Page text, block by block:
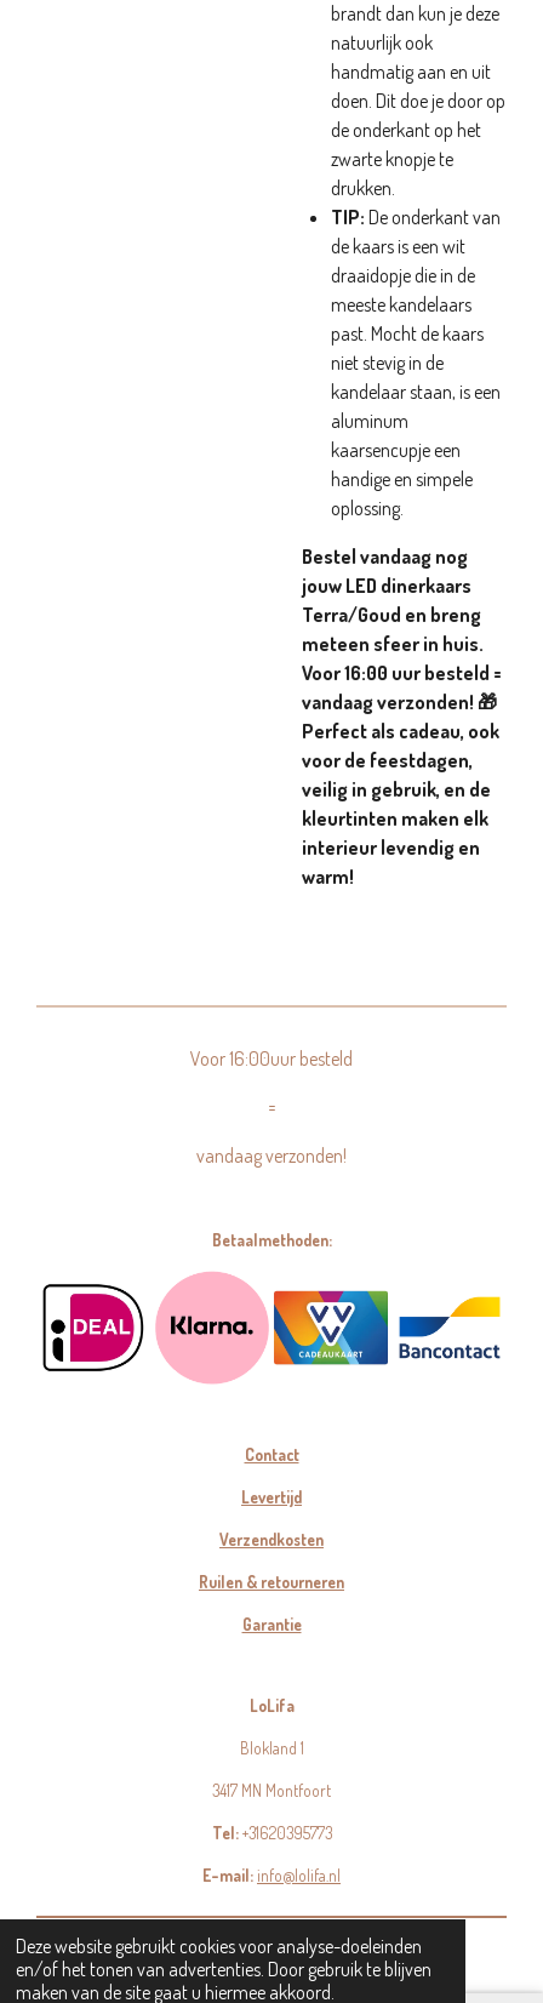
Deze website gebruikt cookies voor analyse-doeleinden
en/of het tonen van advertenties. Door gebruik te blijven
maken van de site gaat u hiermee akkoord.
brandt dan kun je deze
natuurlijk ook
handmatig aan en uit
doen. Dit doe je door op
de onderkant op het
zwarte knopje te
drukken.
TIP: De onderkant van
de kaars is een wit
draaidopje die in de
meeste kandelaars
past. Mocht de kaars
niet stevig in de
kandelaar staan, is een
aluminum
kaarsencupje een
handige en simpele
oplossing.
Bestel vandaag nog
jouw LED dinerkaars
Terra/Goud en breng
meteen sfeer in huis.
Voor 16:00 uur besteld =
vandaag verzonden! 🎁
Perfect als cadeau, ook
voor de feestdagen,
veilig in gebruik, en de
kleurtinten maken elk
interieur levendig en
warm!
Voor 16:00uur besteld
=
vandaag verzonden!
Betaalmethoden:
Contact
Levertijd
Verzendkosten
Ruilen & retourneren
Garantie
LoLifa
Blokland 1
3417 MN Montfoort
Tel:+31620395773
E-mail:info@lolifa.nl
© 2023 - 2026 LoLifa